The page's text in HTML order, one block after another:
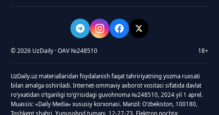
© 2026 UzDaily · OAV №248510 18+
UzDaily.uz materiallaridan foydalanish faqat tahririyatning yozma ruxsati
bilan amalga oshiriladi. Internet-ommaviy axborot vositasi sifatida davlat
roʻyxatidan oʻtganligi toʻgʻrisidagi guvohnoma №248510, 2024 yil 1 aprel.
Muassis: «Daily Media» xususiy korxonasi. Manzil: Oʻzbekiston, 100180,
Toshkent shahri, Yunusobod tumani, 12-27-73. Elektron pochta: